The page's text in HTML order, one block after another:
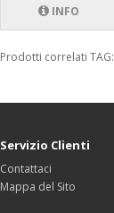
INFO
Prodotti correlati TAG:
Servizio Clienti
Contattaci
Mappa del Sito